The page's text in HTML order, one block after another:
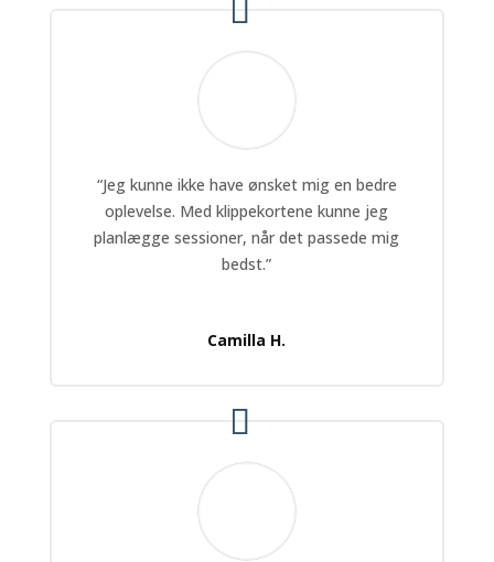
“Jeg kunne ikke have ønsket mig en bedre
oplevelse. Med klippekortene kunne jeg
planlægge sessioner, når det passede mig
bedst.”
Camilla H.